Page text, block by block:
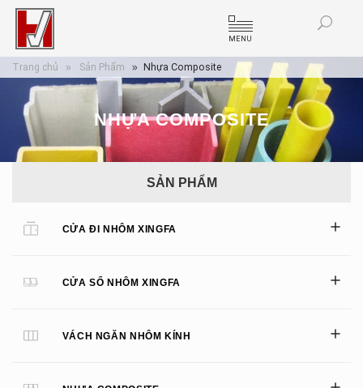
MENU
NHỰA COMPOSITE
Trang chủ Sản Phẩm Nhựa Composite
SẢN PHẨM
CỬA ĐI NHÔM XINGFA
CỬA SỔ NHÔM XINGFA
VÁCH NGĂN NHÔM KÍNH